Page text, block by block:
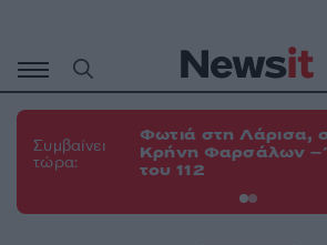
περιεχόμενο
Συμβαίνει
τώρα:
Φωτιά στη Λάρισα,
Κρήνη Φαρσάλων –
του 112